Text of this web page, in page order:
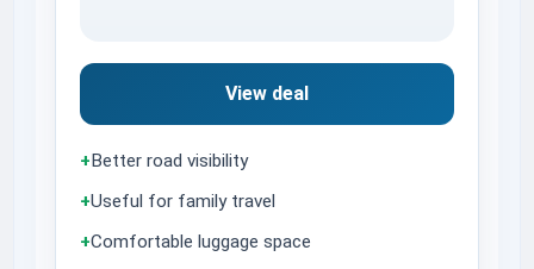
View deal
+Better road visibility
+Useful for family travel
+Comfortable luggage space